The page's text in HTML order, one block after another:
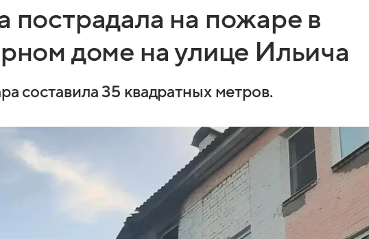
пострадала на пожаре в
доме на улице Ильича
составила 35 квадратных метров.